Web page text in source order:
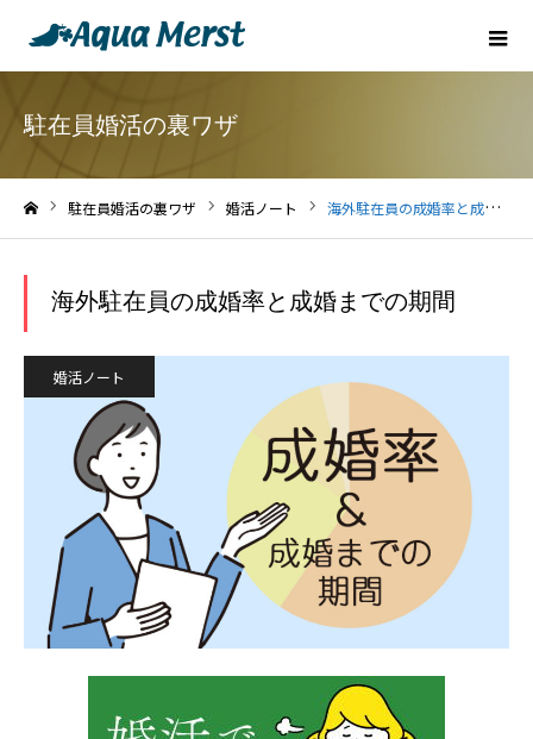
駐在員婚活の裏ワザ
駐在員婚活の裏ワザ 婚活ノート 海外駐在員の成婚率と成婚までの期間
海外駐在員の成婚率と成婚までの期間
婚活ノート